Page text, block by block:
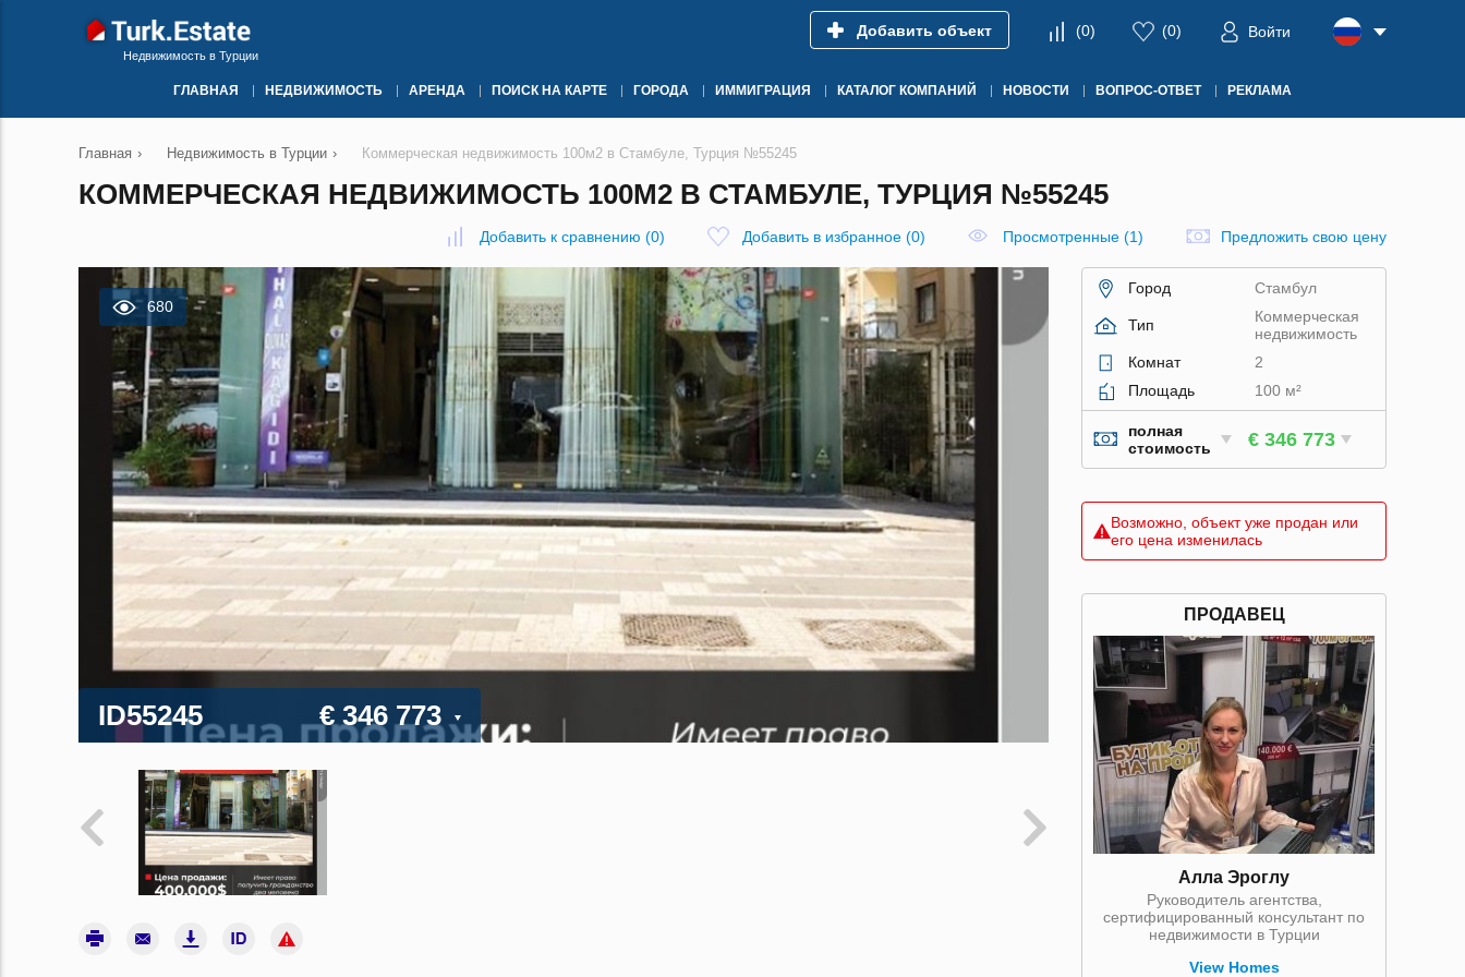
Недвижимость в Турции
Добавить объект (0) (0) Войти
ГЛАВНАЯ НЕДВИЖИМОСТЬ АРЕНДА ПОИСК НА КАРТЕ ГОРОДА ИММИГРАЦИЯ КАТАЛОГ КОМПАНИЙ НОВОСТИ ВОПРОС-ОТВЕТ РЕКЛАМА
Главная › Недвижимость в Турции › Коммерческая недвижимость 100м2 в Стамбуле, Турция №55245
КОММЕРЧЕСКАЯ НЕДВИЖИМОСТЬ 100М2 В СТАМБУЛЕ, ТУРЦИЯ №55245
Добавить к сравнению (0) Добавить в избранное (0) Просмотренные (1) Предложить свою цену
680
ID55245 € 346 773
Город Стамбул
Тип
Коммерческая
недвижимость
Комнат
2
Площадь
100 м²
полная
стоимость
€ 346 773
Возможно, объект уже продан или
его цена изменилась
ПРОДАВЕЦ
Алла Эроглу
Руководитель агентства,
сертифицированный консультант по
недвижимости в Турции
View Homes